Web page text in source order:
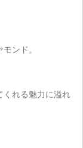
ンド。
くれる魅力に溢れ